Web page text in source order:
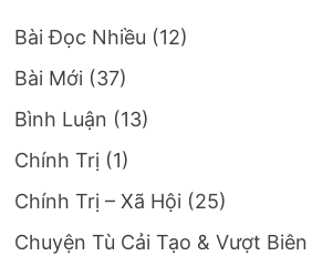
Bài Đọc Nhiều (12)
Bài Mới (37)
Bình Luận (13)
Chính Trị (1)
Chính Trị – Xã Hội (25)
Chuyện Tù Cải Tạo & Vượt Biên